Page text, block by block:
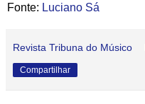
Fonte: Luciano Sá
Revista Tribuna do Músico
Compartilhar